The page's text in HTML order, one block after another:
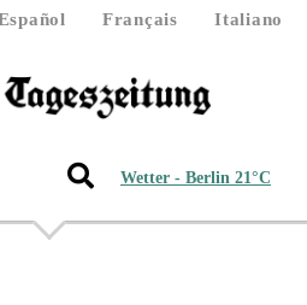
Français
Italiano
Wetter - Berlin 21°C